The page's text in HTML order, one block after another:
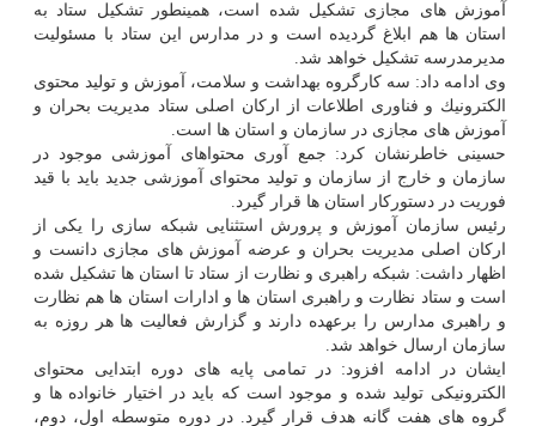
آموزش های مجازی تشكیل شده است، همینطور تشكیل ستاد به
استان ها هم ابلاغ گردیده است و در مدارس این ستاد با مسئولیت
مدیرمدرسه تشكیل خواهد شد.
وی ادامه داد: سه كارگروه بهداشت و سلامت، آموزش و تولید محتوی
الكترونیك و فناوری اطلاعات از اركان اصلی ستاد مدیریت بحران و
آموزش های مجازی در سازمان و استان ها است.
حسینی خاطرنشان كرد: جمع آوری محتواهای آموزشی موجود در
سازمان و خارج از سازمان و تولید محتوای آموزشی جدید باید با قید
فوریت در دستوركار استان ها قرار گیرد.
رئیس سازمان آموزش و پرورش استثنایی شبكه سازی را یكی از
اركان اصلی مدیریت بحران و عرضه آموزش های مجازی دانست و
اظهار داشت: شبكه راهبری و نظارت از ستاد تا استان ها تشكیل شده
است و ستاد نظارت و راهبری استان ها و ادارات استان ها هم نظارت
و راهبری مدارس را برعهده دارند و گزارش فعالیت ها هر روزه به
سازمان ارسال خواهد شد.
ایشان در ادامه افزود: در تمامی پایه های دوره ابتدایی محتوای
الكترونیكی تولید شده و موجود است كه باید در اختیار خانواده ها و
گروه های هفت گانه هدف قرار گیرد. در دوره متوسطه اول، دوم،